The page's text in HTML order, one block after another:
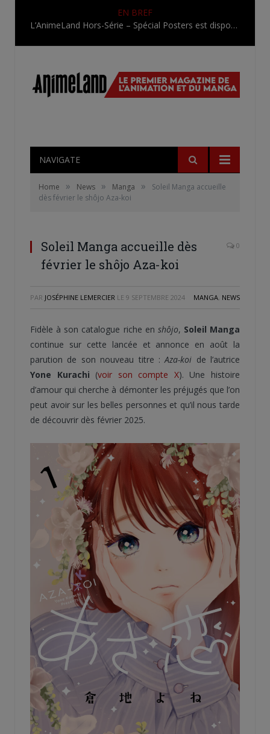
EN BREF
L’AnimeLand Hors-Série – Spécial Posters est disponible !
NAVIGATE
Home » News » Manga »
Soleil Manga accueille
dès février le shôjo Aza-koi
Soleil Manga accueille dès
février le shôjo Aza-koi
0
PAR JOSÉPHINE LEMERCIER LE 9 SEPTEMBRE 2024 MANGA, NEWS
Fidèle à son catalogue riche en shôjo, Soleil Manga
continue sur cette lancée et annonce en août la
parution de son nouveau titre :Aza-koi de l’autrice
Yone Kurachi (voir son compte X). Une histoire
d’amour qui cherche à démonter les préjugés que l’on
peut avoir sur les belles personnes et qu’il nous tarde
de découvrir dès février 2025.